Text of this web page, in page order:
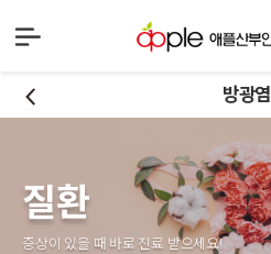
방광염
질환
증상이 있을 때 바로 진료 받으세요!